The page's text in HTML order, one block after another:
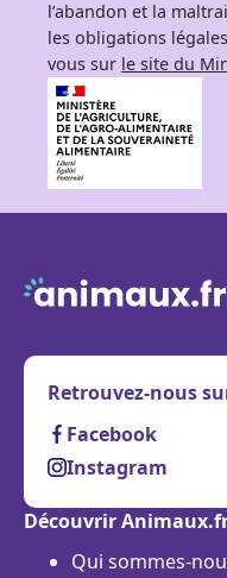
l’abandon et la
les obligations
vous sur le site du
Retrouvez-nous
Facebook
Instagram
Découvrir
Qui sommes-